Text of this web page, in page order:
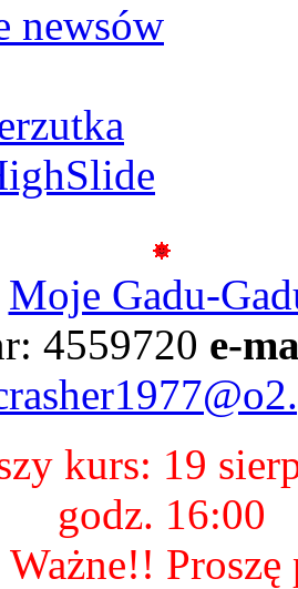
newsów
Moje Gadu-
4559720 e-
kurs: 19
godz. 16:00
Proszę